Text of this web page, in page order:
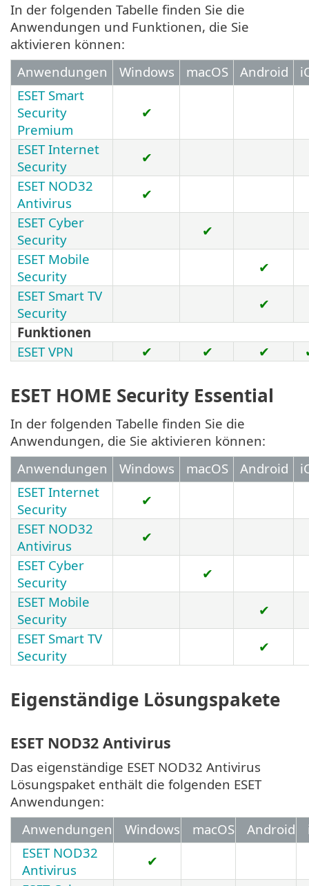
In der folgenden Tabelle finden Sie die
Anwendungen und Funktionen, die Sie
aktivieren können:
Anwendungen
Windows macOS Android
ESET Smart
Security
Premium
✔
ESET Internet
Security
✔
ESET NOD32
Antivirus
✔
ESET Cyber
Security
✔
ESET Mobile
Security
✔
ESET Smart TV
Security
✔
Funktionen
ESET VPN
✔ ✔ ✔
ESET HOME Security Essential
In der folgenden Tabelle finden Sie die
Anwendungen, die Sie aktivieren können:
Anwendungen
Windows macOS Android
ESET Internet
Security
✔
ESET NOD32
Antivirus
✔
ESET Cyber
Security
✔
ESET Mobile
Security
✔
ESET Smart TV
Security
✔
Eigenständige Lösungspakete
ESET NOD32 Antivirus
Das eigenständige ESET NOD32 Antivirus
Lösungspaket enthält die folgenden ESET
Anwendungen:
Anwendungen
Windows macOS Android
ESET NOD32
Antivirus
✔